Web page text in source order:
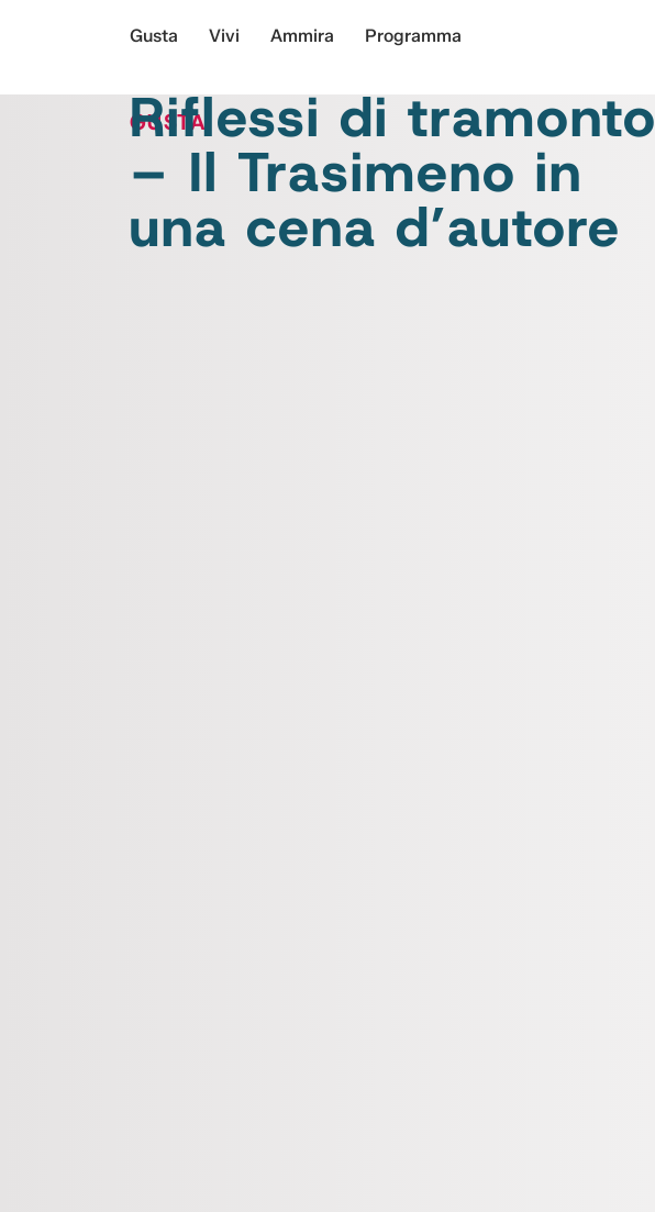
Gusta Vivi Ammira Programma
GUSTA
Riflessi di tramonto
– Il Trasimeno in
una cena d’autore